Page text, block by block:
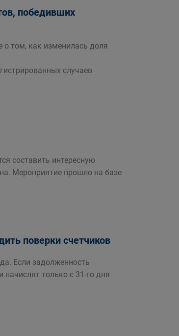
победивших
том, как изменилась доля
случаев
составить интересную
Мероприятие прошло на базе
поверки счетчиков
Если задолженность
только с 31-го дня